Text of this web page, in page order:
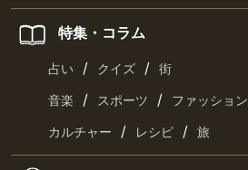
特集・コラム
占い / クイズ / 街
音楽 / スポーツ / ファッション
カルチャー / レシピ / 旅